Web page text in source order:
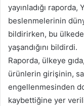
yayınladığı
beslenmelerinin
bildirirken, bu
yaşandığını bildirdi.
Raporda, ülkeye
ürünlerin girişinin,
engellenmesinden
kaybettiğine yer